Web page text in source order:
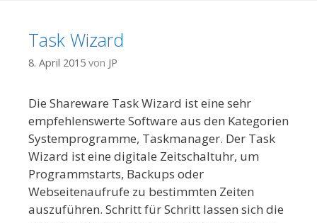
Task Wizard
8. April 2015 von JP
Die Shareware Task Wizard ist eine sehr
empfehlenswerte Software aus den Kategorien
Systemprogramme, Taskmanager. Der Task
Wizard ist eine digitale Zeitschaltuhr, um
Programmstarts, Backups oder
Webseitenaufrufe zu bestimmten Zeiten
auszuführen. Schritt für Schritt lassen sich die